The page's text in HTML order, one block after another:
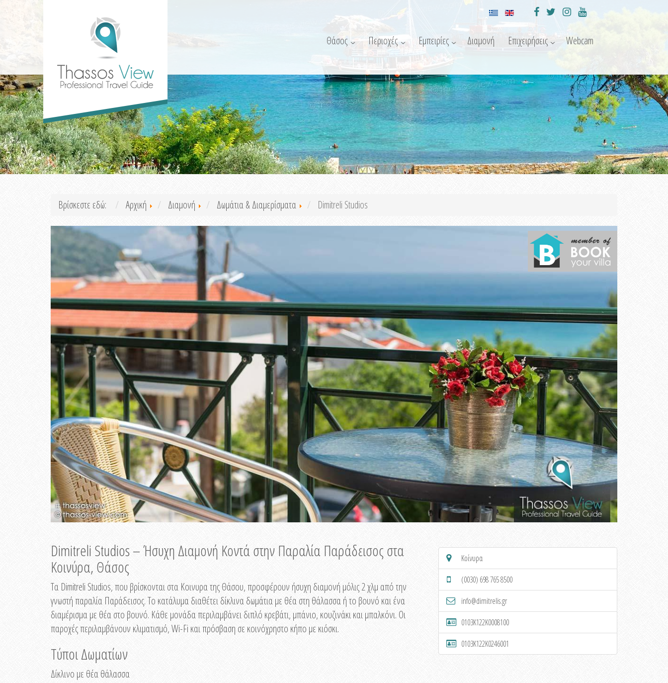
Θάσος Περιοχές Εμπειρίες Διαμονή Επιχειρήσεις Webcam
Βρίσκεστε εδώ: Αρχική Διαμονή Δωμάτια & Διαμερίσματα Dimitreli Studios
Dimitreli Studios – Ήσυχη Διαμονή Κοντά στην Παραλία Παράδεισος στα
Κοινύρα, Θάσος
Τα Dimitreli Studios, που βρίσκονται στα Κοινυρα της Θάσου, προσφέρουν ήσυχη διαμονή μόλις 2 χλμ από την
γνωστή παραλία Παράδεισος. Το κατάλυμα διαθέτει δίκλινα δωμάτια με θέα στη θάλασσα ή το βουνό και ένα
διαμέρισμα με θέα στο βουνό. Κάθε μονάδα περιλαμβάνει διπλό κρεβάτι, μπάνιο, κουζινάκι και μπαλκόνι. Οι
παροχές περιλαμβάνουν κλιματισμό, Wi-Fi και πρόσβαση σε κοινόχρηστο κήπο με κιόσκι.
Τύποι Δωματίων
Δίκλινο με θέα θάλασσα
Κοίνυρα
(0030) 698 765 8500
info@dimitrelis.gr
0103K122K0008100
0103K122K0246001